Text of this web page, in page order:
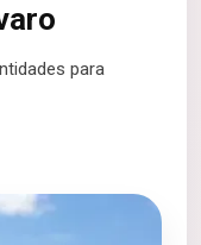
para